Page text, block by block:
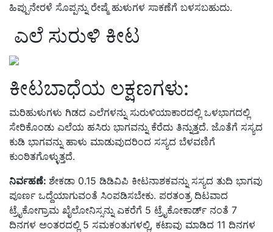
ಹಿಪ್ಪುನೇರಳೆ ಸೊಪ್ಪನ್ನು ರೇಷ್ಮೆ ಹುಳುಗಳ ಸಾಕಣೆಗೆ ಬಳಸಬಹುದು.
ಎಲೆ ಸುರುಳಿ ಕೀಟ
ಕೀಟಬಾಧೆಯ ಲಕ್ಷಣಗಳು:
ಮರಿಹುಳುಗಳು ಗಿಡದ ಎಲೆಗಳನ್ನು ಸುರುಳಿಯಾಕಾರದಲ್ಲಿ ಒಳಭಾಗದಲ್ಲಿ
ಸೇರಿಕೊಂಡು ಎಲೆಯ ಹಸಿರು ಭಾಗವನ್ನು ಕೆರೆದು ತಿನ್ನುತ್ತದೆ. ಜೊತೆಗೆ ಸಸ್ಯದ
ಕುಡಿ ಭಾಗವನ್ನು ಹಾಳು ಮಾಡುವುದರಿಂದ ಸಸ್ಯದ ಬೆಳವಣಿಗೆ
ಕುಂಠಿತಗೊಳ್ಳುತ್ತದೆ.
ನಿರ್ವಹಣೆ: ಶೇಕಡಾ 0.15 ಡಿಡಿವಿಪಿ ಕೀಟನಾಶಕವನ್ನು ಸಸ್ಯದ ತುದಿ ಭಾಗವು
ಪೂರ್ಣ ಒದ್ದೆಯಾಗುವಂತೆ ಸಿಂಪಡಿಸಬೇಕು. ಪರತಂತ್ರ ದಿಟವಾದ
ಟ್ರೈಕೋಗ್ರಾಮ ಖೈಲೋನಿಸ್ಸನ್ನು ಎಕರೆಗೆ 5 ಟ್ರೈಕೋಕಾರ್ಡ್ ನಂತೆ 7
ದಿನಗಳ ಅಂತರದಲ್ಲಿ 5 ಸಮಕಂತುಗಳಲ್ಲಿ, ಕಟಾವು ಮಾಡಿದ 11 ದಿನಗಳ